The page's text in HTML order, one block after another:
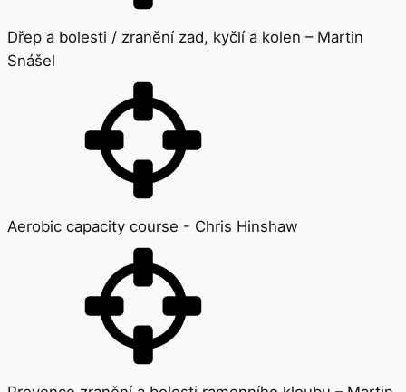
Dřep a bolesti / zranění zad, kyčlí a kolen – Martin
Snášel
Aerobic capacity course - Chris Hinshaw